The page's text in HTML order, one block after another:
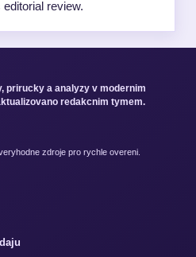
review.
prirucky a analyzy v modernim
redakcnim tymem.
zdroje pro rychle overeni.